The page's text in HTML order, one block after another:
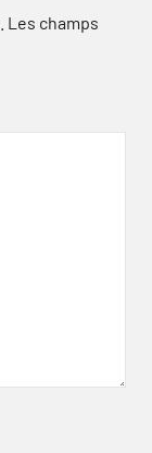
Les champs